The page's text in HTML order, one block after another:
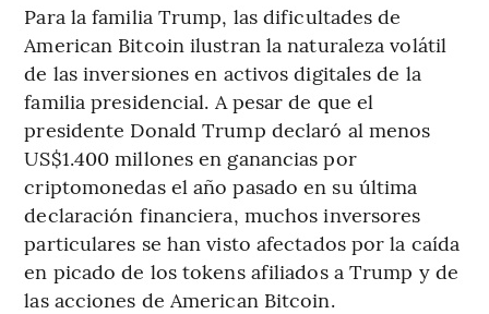
Para la familia Trump, las dificultades de
American Bitcoin ilustran la naturaleza volátil
de las inversiones en activos digitales de la
familia presidencial. A pesar de que el
presidente Donald Trump declaró al menos
US$1.400 millones en ganancias por
criptomonedas el año pasado en su última
declaración financiera, muchos inversores
particulares se han visto afectados por la caída
en picado de los tokens afiliados a Trump y de
las acciones de American Bitcoin.